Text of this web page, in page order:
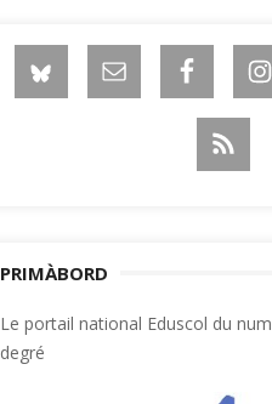
PRIMÀBORD
Le portail national Eduscol du
degré